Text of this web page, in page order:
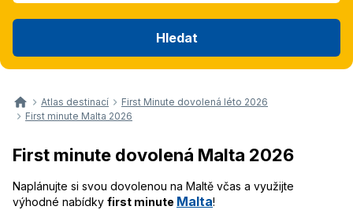
Hledat
Atlas destinací
First Minute dovolená léto 2026
First minute Malta 2026
First minute dovolená Malta 2026
Naplánujte si svou dovolenou na Maltě včas a využijte
výhodné nabídky first minute Malta!